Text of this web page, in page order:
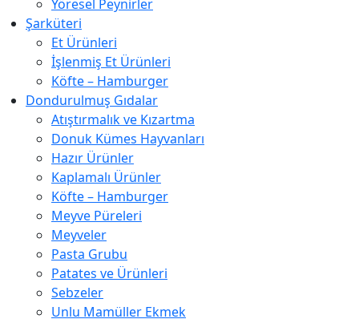
Yöresel Peynirler
Şarküteri
Et Ürünleri
İşlenmiş Et Ürünleri
Köfte – Hamburger
Dondurulmuş Gıdalar
Atıştırmalık ve Kızartma
Donuk Kümes Hayvanları
Hazır Ürünler
Kaplamalı Ürünler
Köfte – Hamburger
Meyve Püreleri
Meyveler
Pasta Grubu
Patates ve Ürünleri
Sebzeler
Unlu Mamüller Ekmek